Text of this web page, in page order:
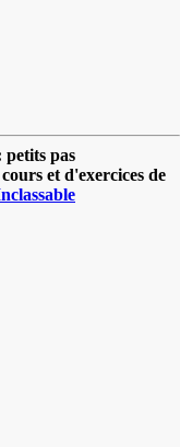
pas
et d'exercices de